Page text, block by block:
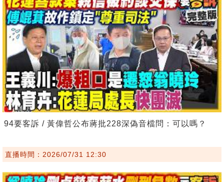
94要客訴 / 黃偉哲公布蔣批228深偽音檔問：可以嗎？
直播時間：2026/07/31 12:30